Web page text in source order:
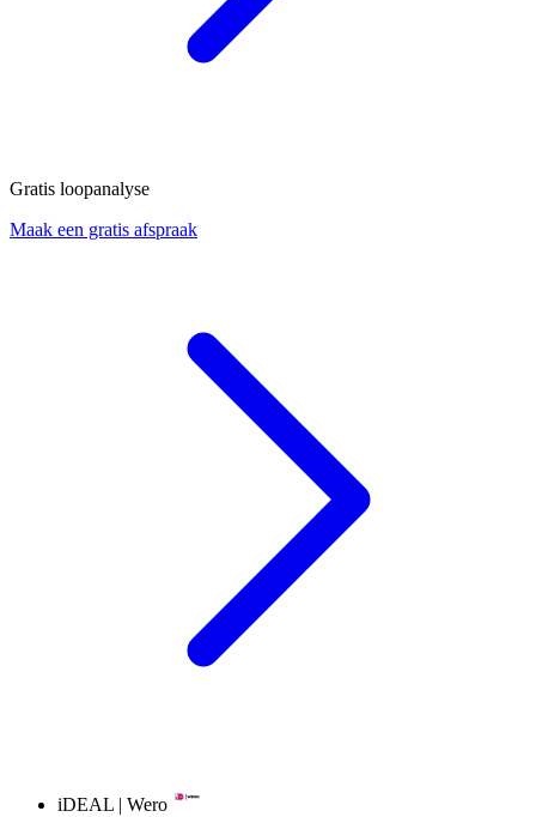
Gratis loopanalyse
Maak een gratis afspraak
iDEAL | Wero